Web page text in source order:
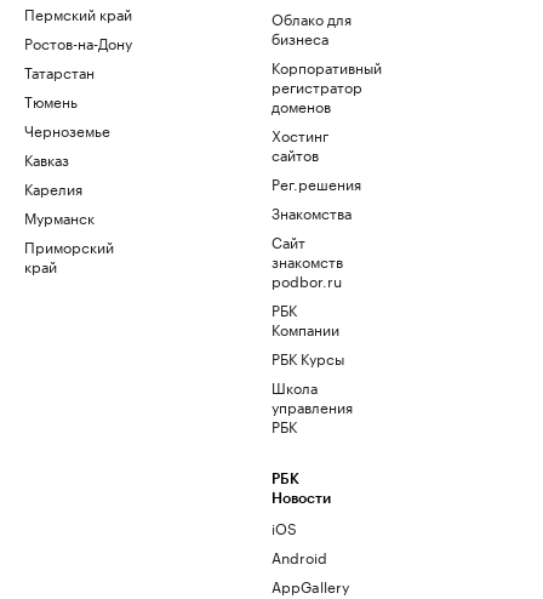
Пермский край
Ростов-на-Дону
Татарстан
Тюмень
Черноземье
Кавказ
Карелия
Мурманск
Приморский
край
Облако для
бизнеса
Корпоративный
регистратор
доменов
Хостинг
сайтов
Рег.решения
Знакомства
Сайт
знакомств
podbor.ru
РБК
Компании
РБК Курсы
Школа
управления
РБК
РБК
Новости
iOS
Android
AppGallery